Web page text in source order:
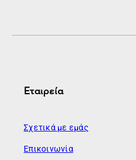
Εταιρεία
Σχετικά με εμάς
Επικοινωνία